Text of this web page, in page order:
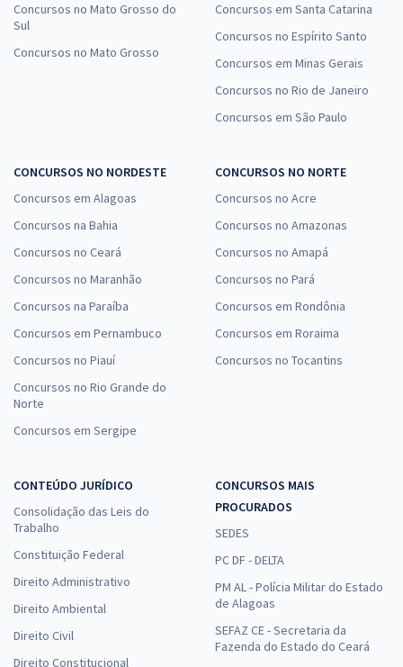
Concursos no Mato Grosso do
Sul
Concursos no Mato Grosso
Concursos em Santa Catarina
Concursos no Espírito Santo
Concursos em Minas Gerais
Concursos no Rio de Janeiro
Concursos em São Paulo
CONCURSOS NO NORDESTE
Concursos em Alagoas
Concursos na Bahia
Concursos no Ceará
Concursos no Maranhão
Concursos na Paraíba
Concursos em Pernambuco
Concursos no Piauí
Concursos no Rio Grande do
Norte
Concursos em Sergipe
CONCURSOS NO NORTE
Concursos no Acre
Concursos no Amazonas
Concursos no Amapá
Concursos no Pará
Concursos em Rondônia
Concursos em Roraima
Concursos no Tocantins
CONTEÚDO JURÍDICO
Consolidação das Leis do
Trabalho
Constituição Federal
Direito Administrativo
Direito Ambiental
Direito Civil
Direito Constitucional
CONCURSOS MAIS
PROCURADOS
SEDES
PC DF - DELTA
PM AL - Polícia Militar do Estado
de Alagoas
SEFAZ CE - Secretaria da
Fazenda do Estado do Ceará